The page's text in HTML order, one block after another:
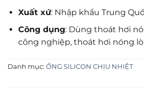
Xuất xứ: Nhập khẩu Trung
Công dụng: Dùng thoát hơi
công nghiệp, thoát hơi nóng lò
Danh mục: ỐNG SILICON CHỊU NHIỆT